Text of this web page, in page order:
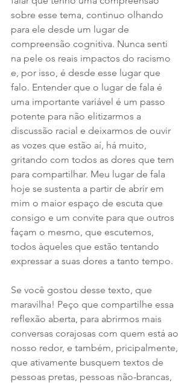
sobre esse tema, continuo olhando
para ele desde um lugar de
compreensão cognitiva. Nunca senti
na pele os reais impactos do racismo
e, por isso, é desde esse lugar que
falo. Entender que o lugar de fala é
uma importante variável é um passo
potente para não elitizarmos a
discussão racial e deixarmos de ouvir
as vozes que estão aí, há muito,
gritando com todos as dores que tem
para compartilhar. Meu lugar de fala
hoje se sustenta a partir de abrir em
mim o maior espaço de escuta que
consigo e um convite para que outros
façam o mesmo, que escutemos,
todos àqueles que estão tentando
expressar a suas dores a tanto tempo.
Se você gostou desse texto, que
maravilha! Peço que compartilhe essa
reflexão aberta, para abrirmos mais
conversas corajosas com quem está ao
nosso redor, e também, pricipalmente,
que ativamente busquem textos de
pessoas pretas, pessoas não-brancas,